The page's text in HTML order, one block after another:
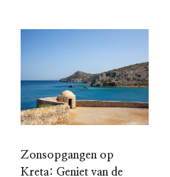
Zonsopgangen op
Kreta: Geniet van de